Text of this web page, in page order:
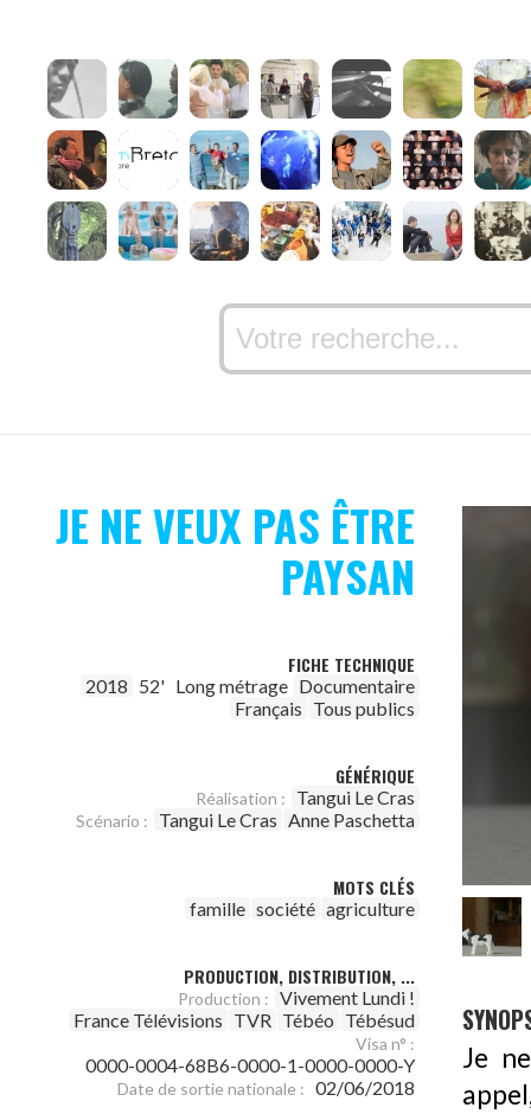
JE NE VEUX PAS ÊTRE
PAYSAN
FICHE TECHNIQUE
2018 52' Long métrage Documentaire
Français Tous publics
GÉNÉRIQUE
Réalisation : Tangui Le Cras
Scénario : Tangui Le Cras Anne Paschetta
MOTS CLÉS
famille société agriculture
PRODUCTION, DISTRIBUTION, ...
Production : Vivement Lundi !
France Télévisions TVR Tébéo Tébésud
Visa n° :
0000-0004-68B6-0000-1-0000-0000-Y
Date de sortie nationale : 02/06/2018
Je